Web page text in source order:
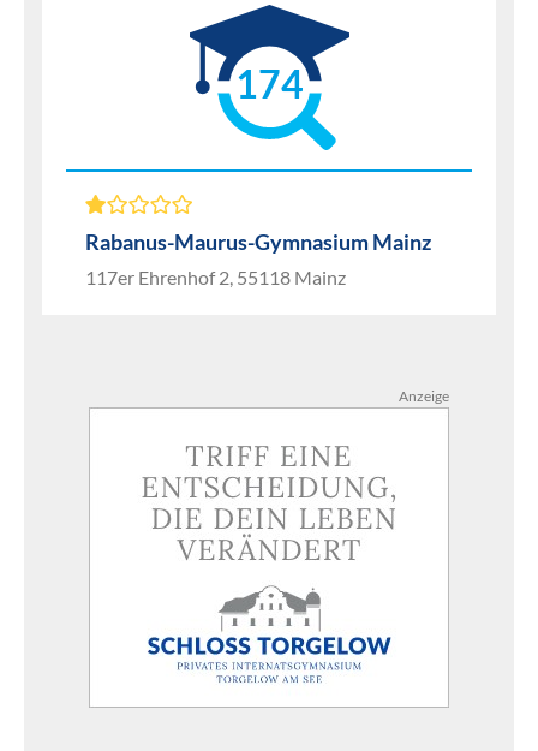
174
Rabanus-Maurus-Gymnasium Mainz
117er Ehrenhof 2, 55118 Mainz
Anzeige